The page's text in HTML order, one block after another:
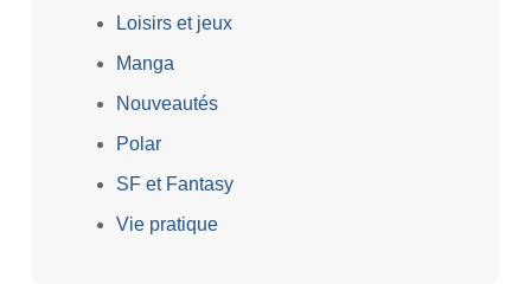
Loisirs et jeux
Manga
Nouveautés
Polar
SF et Fantasy
Vie pratique